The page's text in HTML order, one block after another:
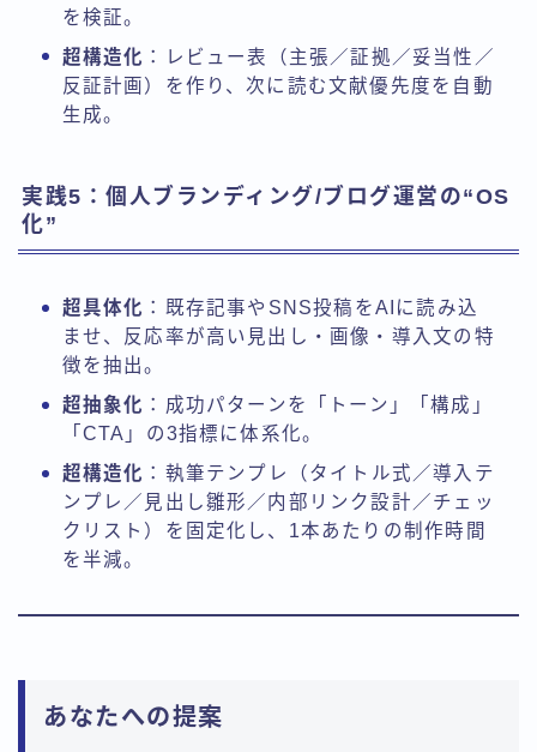
を検証。
超構造化 ：レビュー表（主張／証拠／妥当性／
反証計画）を作り、次に読む文献優先度を自動
生成。
実践5：個人ブランディング/ブログ運営の“OS
化”
超具体化 ：既存記事やSNS投稿をAIに読み込
ませ、反応率が高い見出し・画像・導入文の特
徴を抽出。
超抽象化 ：成功パターンを「トーン」「構成」
「CTA」の3指標に体系化。
超構造化 ：執筆テンプレ（タイトル式／導入テ
ンプレ／見出し雛形／内部リンク設計／チェッ
クリスト）を固定化し、1本あたりの制作時間
を半減。
あなたへの提案